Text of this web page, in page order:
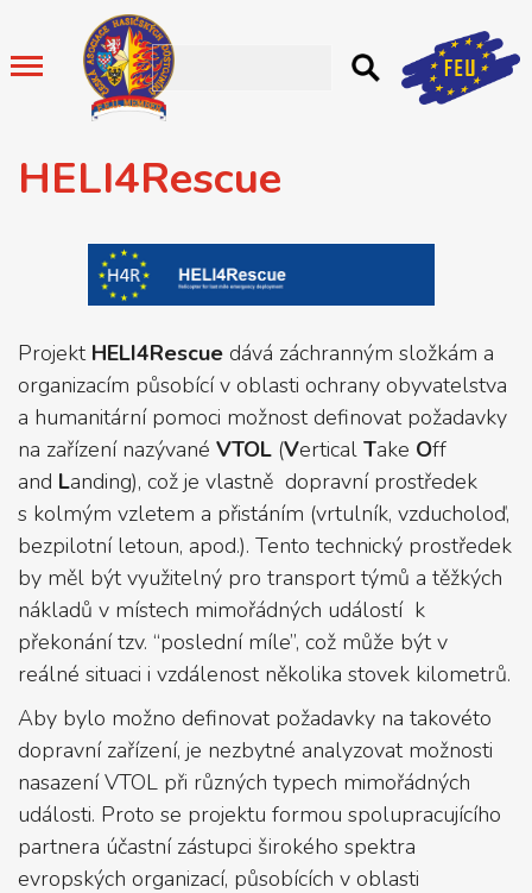
HELI4Rescue
Projekt HELI4Rescue dává záchranným složkám a
organizacím působící v oblasti ochrany obyvatelstva
a humanitární pomoci možnost definovat požadavky
na zařízení nazývané VTOL (Vertical Take Off
and Landing), což je vlastně dopravní prostředek
s kolmým vzletem a přistáním (vrtulník, vzducholoď,
bezpilotní letoun, apod.). Tento technický prostředek
by měl být využitelný pro transport týmů a těžkých
nákladů v místech mimořádných událostí k
překonání tzv. “poslední míle”, což může být v
reálné situaci i vzdálenost několika stovek kilometrů.
Aby bylo možno definovat požadavky na takovéto
dopravní zařízení, je nezbytné analyzovat možnosti
nasazení VTOL při různých typech mimořádných
události. Proto se projektu formou spolupracujícího
partnera účastní zástupci širokého spektra
evropských organizací, působících v oblasti